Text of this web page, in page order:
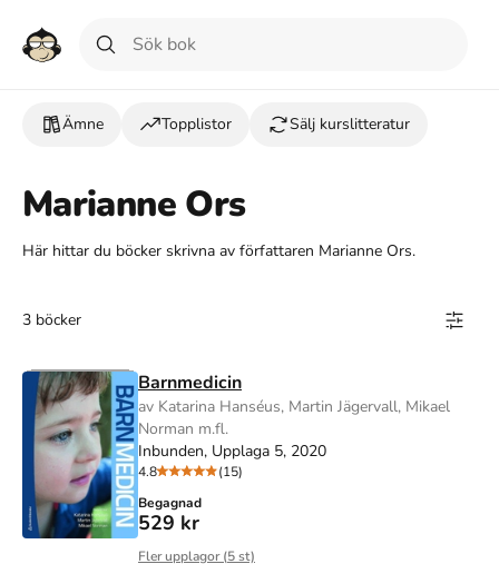
Ämne Topplistor Sälj kurslitteratur
Marianne Ors
Här hittar du böcker skrivna av författaren Marianne Ors.
3 böcker
Barnmedicin
av Katarina Hanséus, Martin Jägervall, Mikael
Norman m.fl.
Inbunden, Upplaga 5, 2020
4.8
(15)
Begagnad
529 kr
Fler upplagor (5st)